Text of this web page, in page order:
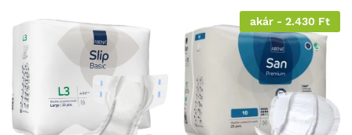
akár - 2.430 Ft